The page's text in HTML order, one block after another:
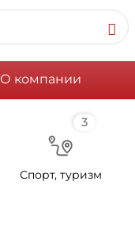
О компании
3
Спорт, туризм